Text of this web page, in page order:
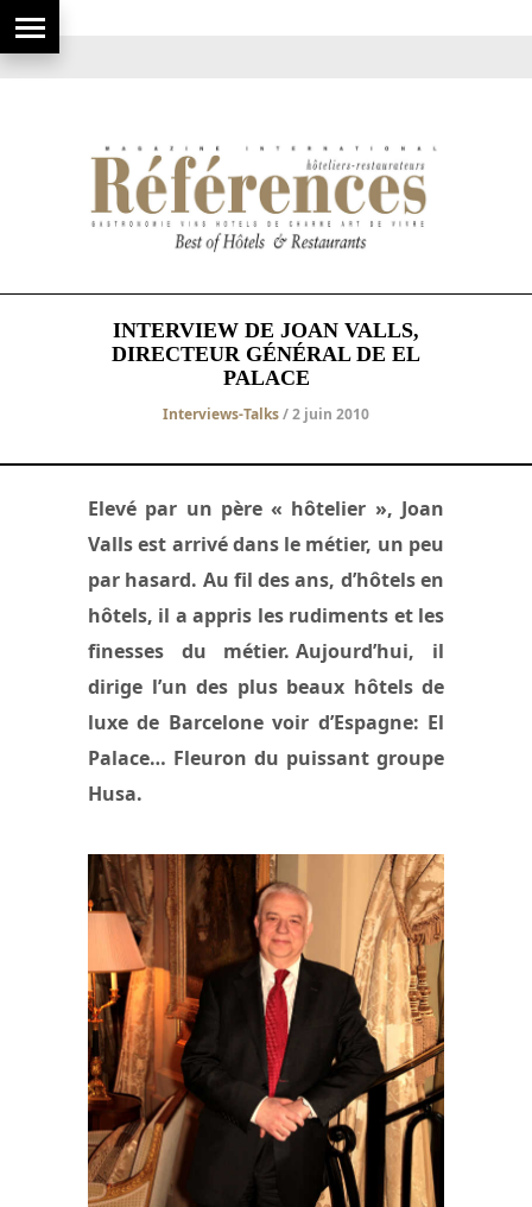
INTERVIEW DE JOAN VALLS,
DIRECTEUR GÉNÉRAL DE EL
PALACE
Interviews-Talks/ 2 juin 2010
Elevé par un père « hôtelier », Joan
Valls est arrivé dans le métier, un peu
par hasard. Au fil des ans, d’hôtels en
hôtels, il a appris les rudiments et les
finesses du métier. Aujourd’hui, il
dirige l’un des plus beaux hôtels de
luxe de Barcelone voir d’Espagne: El
Palace… Fleuron du puissant groupe
Husa.